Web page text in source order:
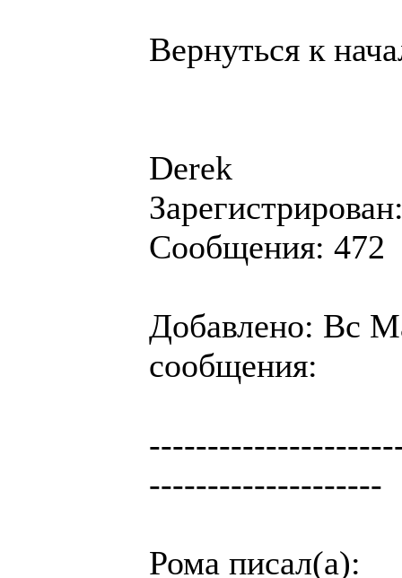
Вернуться к
Derek
Сообщения: 472
Добавлено: Вс
сообщения:
--------------------
Рома писал(а):